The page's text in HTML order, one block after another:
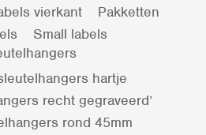
vierkant
Pakketten
Small labels
hartje
recht gegraveerd’
rond 45mm